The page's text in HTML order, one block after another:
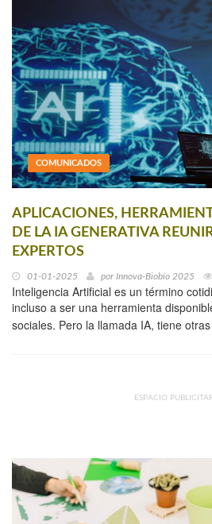
COMUNICADOS
APLICACIONES,
DE LA IA GENERATIVA
EXPERTOS
01-01-2025 por Innova-Biobío 2025
Inteligencia Artificial es un término
incluso a ser una herramienta
sociales. Pero la llamada IA, tiene
ESPACIO